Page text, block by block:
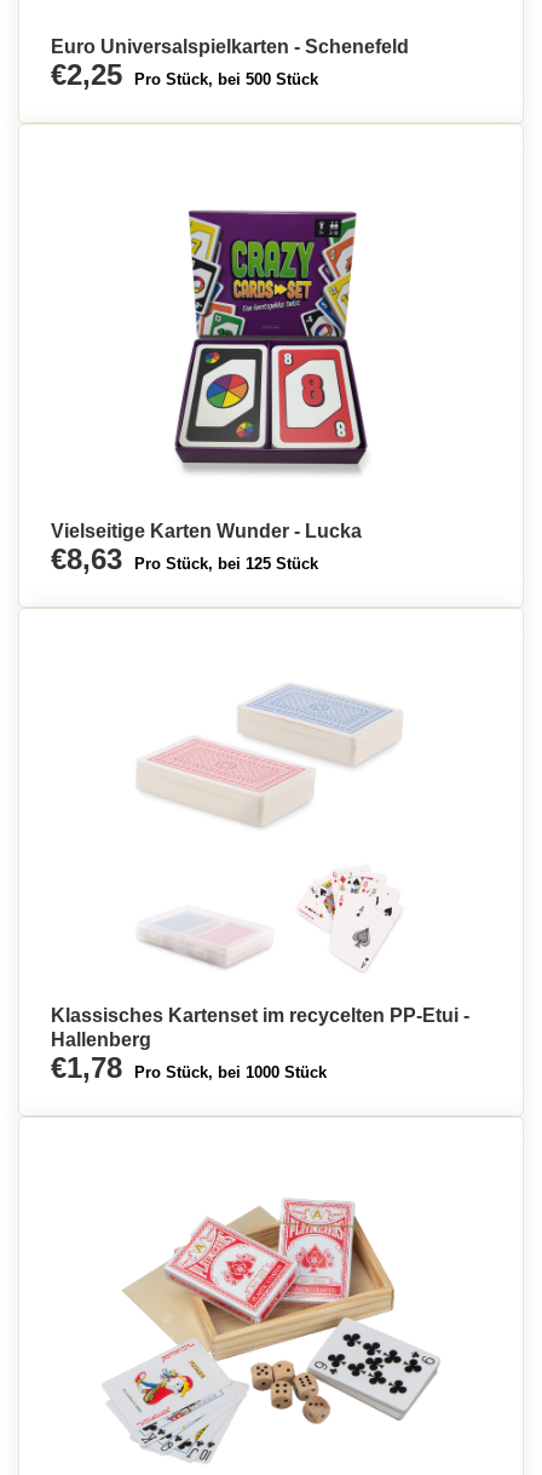
Euro Universalspielkarten - Schenefeld
€2,25 Pro Stück, bei 500 Stück
Vielseitige Karten Wunder - Lucka
€8,63 Pro Stück, bei 125 Stück
Klassisches Kartenset im recycelten PP-Etui -
Hallenberg
€1,78 Pro Stück, bei 1000 Stück